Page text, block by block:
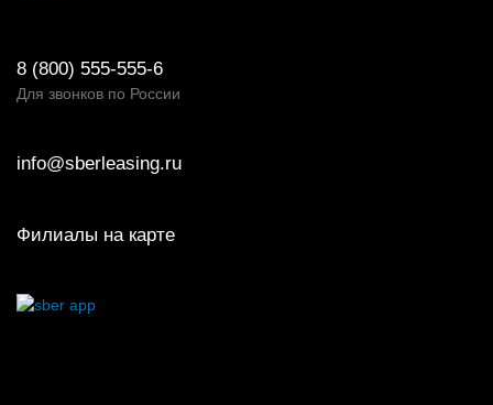
8 (800) 555-555-6
Для звонков по России
info@sberleasing.ru
Филиалы на карте